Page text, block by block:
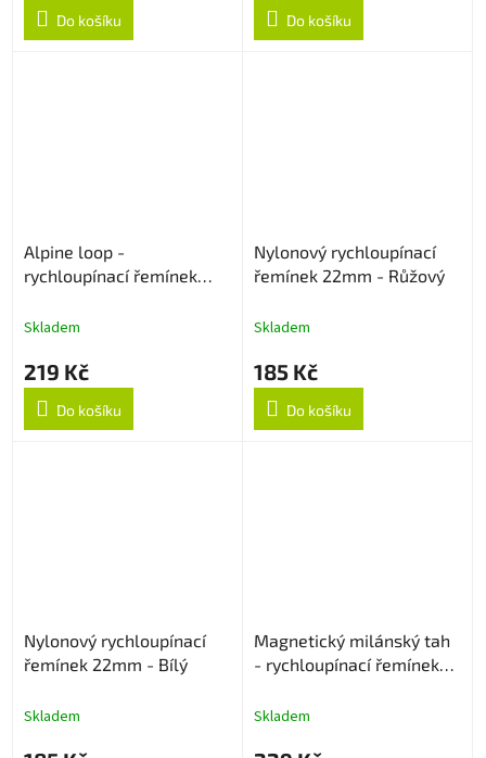
Do košíku Do košíku
Alpine loop -
rychloupínací řemínek
Skladem
219 Kč
Do košíku
Nylonový rychloupínací
řemínek 22mm - Růžový
Skladem
185 Kč
Do košíku
Nylonový rychloupínací
řemínek 22mm - Bílý
Skladem
Magnetický milánský tah
- rychloupínací řemínek
Skladem